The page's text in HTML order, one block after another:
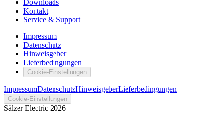
Downloads
Kontakt
Service & Support
Impressum
Datenschutz
Hinweisgeber
Lieferbedingungen
Cookie-Einstellungen
ImpressumDatenschutzHinweisgeberLieferbedingungen
Cookie-Einstellungen
Sälzer Electric 2026